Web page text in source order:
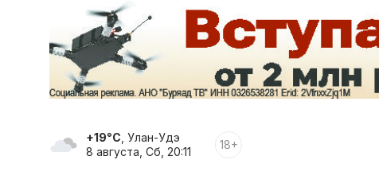
+19°C , Улан-Удэ
8 августа, Сб, 20:11
18+